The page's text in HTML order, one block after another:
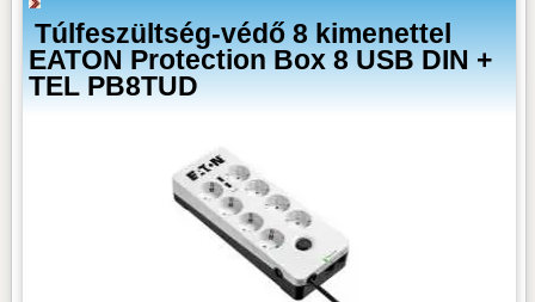
Túlfeszültség-védő 8 kimenettel
EATON Protection Box 8 USB DIN +
TEL PB8TUD